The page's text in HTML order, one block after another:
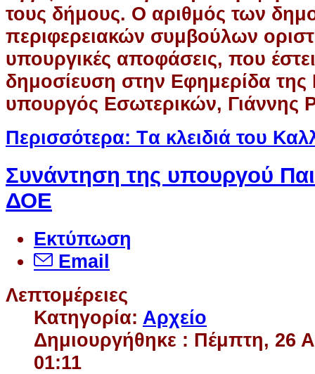
τους δήμους. Ο αριθμός των
περιφερειακών συμβούλων
υπουργικές αποφάσεις, που
δημοσίευση στην Εφημερίδα
υπουργός Εσωτερικών, Γιάννης
Περισσότερα: Tα κλειδιά του
Συνάντηση της υπουργού
ΔΟΕ
Εκτύπωση
Email
Λεπτομέρειες
Κατηγορία: Αρχείο
Δημιουργήθηκε : Πέμπτη, 26
01:11